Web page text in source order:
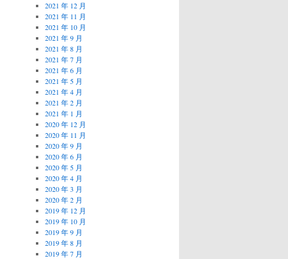
2021 年 12 月
2021 年 11 月
2021 年 10 月
2021 年 9 月
2021 年 8 月
2021 年 7 月
2021 年 6 月
2021 年 5 月
2021 年 4 月
2021 年 2 月
2021 年 1 月
2020 年 12 月
2020 年 11 月
2020 年 9 月
2020 年 6 月
2020 年 5 月
2020 年 4 月
2020 年 3 月
2020 年 2 月
2019 年 12 月
2019 年 10 月
2019 年 9 月
2019 年 8 月
2019 年 7 月